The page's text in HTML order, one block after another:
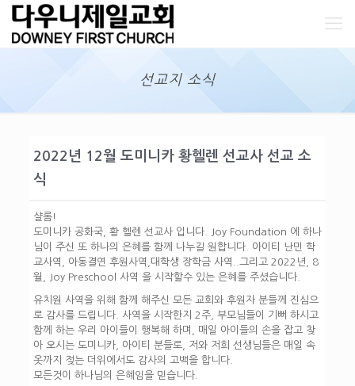
선교지 소식
2022년 12월 도미니카 황헬렌 선교사 선교 소
식
샬롬!
도미니카 공화국, 황 헬렌 선교사 입니다. Joy Foundation 에 하나
님이 주신 또 하나의 은혜를 함께 나누길 원합니다. 아이티 난민 학
교사역, 아동결연 후원사역,대학생 장학금 사역..그리고 2022년, 8
월, Joy Preschool 사역 을 시작할수 있는 은혜를 주셨습니다.
유치원 사역을 위해 함께 해주신 모든 교회와 후원자 분들께 진심으
로 감사를 드립니다. 사역을 시작한지 2주, 부모님들이 기뻐 하시고
함께 하는 우리 아이들이 행복해 하며, 매일 아이들의 손을 잡고 찾
아 오시는 도미니카, 아이티 분들로, 저와 저희 선생님들은 매일 속
옷까지 젖는 더위에서도 감사의 고백을 합니다.
모든것이 하나님의 은혜임을 믿습니다.